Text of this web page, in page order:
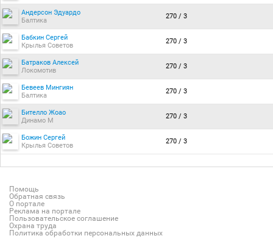
Андерсон Эдуардо
Балтика
270 / 3
Бабкин Сергей
Крылья Советов
270 / 3
Батраков Алексей
Локомотив
270 / 3
Бевеев Мингиян
Балтика
270 / 3
Бителло Жоао
Динамо М
270 / 3
Божин Сергей
Крылья Советов
270 / 3
Помощь
Обратная связь
О портале
Реклама на портале
Пользовательское соглашение
Охрана труда
Политика обработки персональных данных